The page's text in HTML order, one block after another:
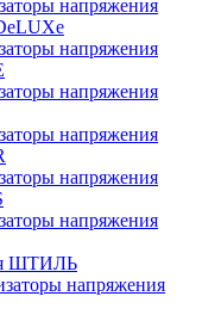
напряжения
напряжения
напряжения
напряжения
напряжения
напряжения
ШТИЛЬ
напряжения